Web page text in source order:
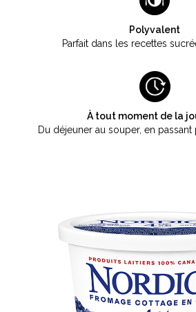
Polyvalent
Parfait dans les recettes
À tout moment de la
Du déjeuner au souper, en